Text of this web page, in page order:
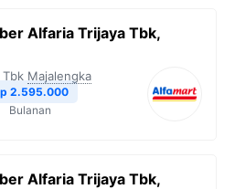
Alfaria Trijaya Tbk,
Tbk Majalengka
2.595.000
Bulanan
Alfaria Trijaya Tbk,